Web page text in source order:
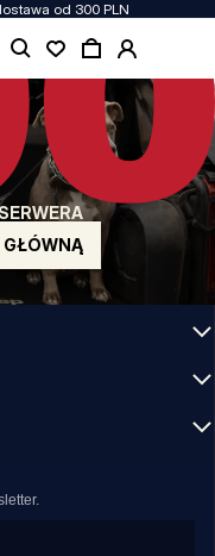
od 300 PLN
GŁÓWNĄ
na kompromis w kwestiach
dbałości o detal.
lat 90-tych XX wieku. Nasz styl jest
i uparci indywidualiści.